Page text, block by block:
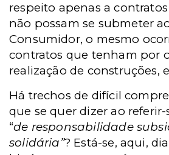
respeito apenas a
não possam se submeter
Consumidor, o mesmo
contratos que tenham por
realização de construções,
Há trechos de difícil
que se quer dizer ao
“de responsabilidade
solidária”? Está-se, aqui,